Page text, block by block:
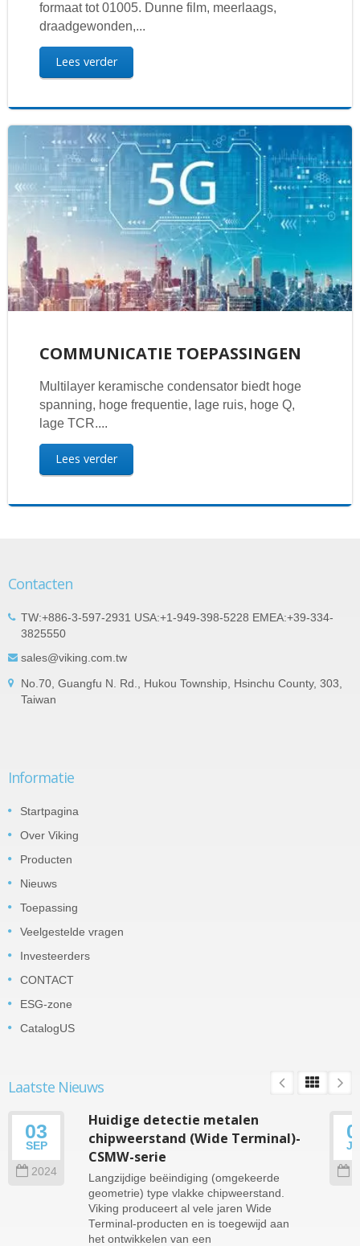
formaat tot 01005. Dunne film, meerlaags,
draadgewonden,...
Lees verder
COMMUNICATIE TOEPASSINGEN
Multilayer keramische condensator biedt hoge
spanning, hoge frequentie, lage ruis, hoge Q,
lage TCR....
Lees verder
Contacten
TW:+886-3-597-2931 USA:+1-949-398-5228 EMEA:+39-334-
3825550
sales@viking.com.tw
No.70, Guangfu N. Rd., Hukou Township, Hsinchu County, 303,
Taiwan
Informatie
Startpagina
Over Viking
Producten
Nieuws
Toepassing
Veelgestelde vragen
Investeerders
CONTACT
ESG-zone
CatalogUS
Laatste Nieuws
03
SEP
2024
Huidige detectie metalen
chipweerstand (Wide Terminal)-
CSMW-serie
Langzijdige beëindiging (omgekeerde
geometrie) type vlakke chipweerstand.
Viking produceert al vele jaren Wide
Terminal-producten en is toegewijd aan
het ontwikkelen van een